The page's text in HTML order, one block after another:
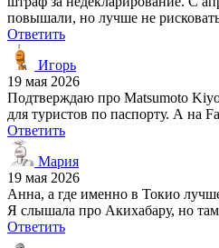
повышали, но лучше не
Ответить
Игорь
19 мая 2026
Подтверждаю про Matsumoto
для туристов по паспорту. А на
Ответить
Мария
19 мая 2026
Анна, а где именно в Токио
Я слышала про Акихабару, но
Ответить